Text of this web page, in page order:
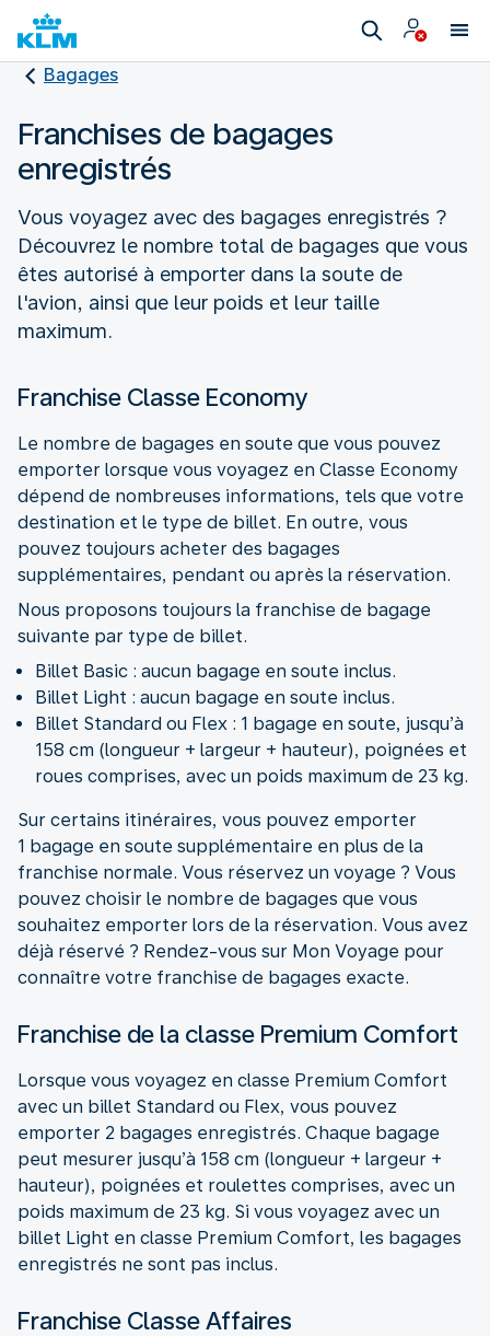
Bagages
Franchises de bagages
enregistrés
Vous voyagez avec des bagages enregistrés ?
Découvrez le nombre total de bagages que vous
êtes autorisé à emporter dans la soute de
l'avion, ainsi que leur poids et leur taille
maximum.
Franchise Classe Economy
Le nombre de bagages en soute que vous pouvez
emporter lorsque vous voyagez en Classe Economy
dépend de nombreuses informations, tels que votre
destination et le type de billet. En outre, vous
pouvez toujours acheter des bagages
supplémentaires, pendant ou après la réservation.
Nous proposons toujours la franchise de bagage
suivante par type de billet.
Billet Basic : aucun bagage en soute inclus.
Billet Light : aucun bagage en soute inclus.
Billet Standard ou Flex : 1 bagage en soute, jusqu’à
158 cm (longueur + largeur + hauteur), poignées et
roues comprises, avec un poids maximum de 23 kg.
Sur certains itinéraires, vous pouvez emporter
1 bagage en soute supplémentaire en plus de la
franchise normale. Vous réservez un voyage ? Vous
pouvez choisir le nombre de bagages que vous
souhaitez emporter lors de la réservation. Vous avez
déjà réservé ? Rendez-vous sur Mon Voyage pour
connaître votre franchise de bagages exacte.
Franchise de la classe Premium Comfort
Lorsque vous voyagez en classe Premium Comfort
avec un billet Standard ou Flex, vous pouvez
emporter 2 bagages enregistrés. Chaque bagage
peut mesurer jusqu’à 158 cm (longueur + largeur +
hauteur), poignées et roulettes comprises, avec un
poids maximum de 23 kg. Si vous voyagez avec un
billet Light en classe Premium Comfort, les bagages
enregistrés ne sont pas inclus.
Franchise Classe Affaires